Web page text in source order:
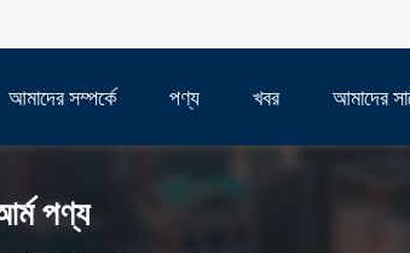
আমাদের সম্পর্কে পণ্য খবর আমাদের
পণ্য